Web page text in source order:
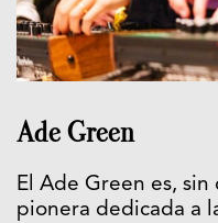
Ade Green
El Ade Green es,
pionera dedicada a